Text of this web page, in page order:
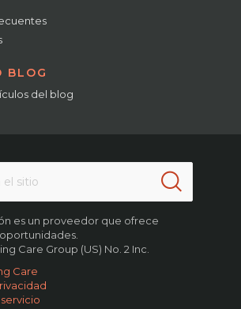
BLOG
del blog
es un proveedor que ofrece
Care Group (US) No. 2 Inc.
Care